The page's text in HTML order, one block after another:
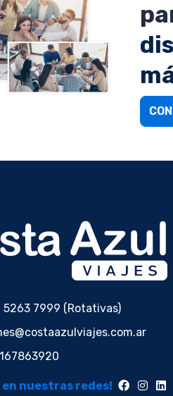
5263 7999 (Rotativas)
en nuestras redes!